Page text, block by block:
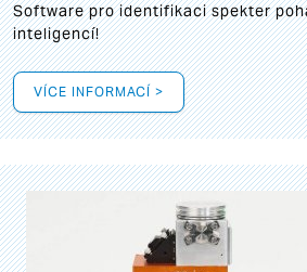
Software pro identifikaci spekter
inteligencí!
VÍCE INFORMACÍ >